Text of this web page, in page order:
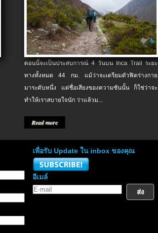
ตอนนี้จะเป็นประสบการณ์ 4 วันบน Inca Trail ระยะ
ทางทั้งหมด 44 กม. แม้ว่าจะเตรียมตัวฟิตร่างกาย
มาระดับหนึ่ง แต่ชื่อเสียงของความชันนั้น ก็ใช่ว่าจะ
ทำให้เราสบายใจนัก ว่าแล้วม...
Read more
เพื่อรับ Update ใน inbox ของคุณ
อีเมล์
ส่ง